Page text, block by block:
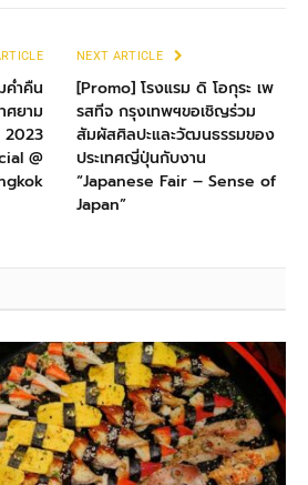
ค่ำคืน
ศยาม
2023
@
NEXT ARTICLE
[Promo] โรงแรม ดิ โอกุระ เพ
รสทีจ กรุงเทพฯขอเชิญร่วม
สัมผัสศิลปะและวัฒนธรรมของ
ประเทศญี่ปุ่นกับงาน
“Japanese Fair – Sense of
Japan”